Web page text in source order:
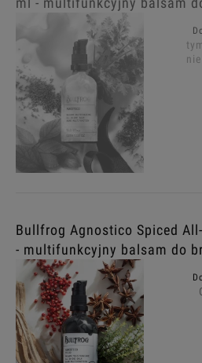
Bullfrog Agnostico Spiced
- multifunkcyjny balsam do